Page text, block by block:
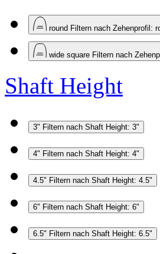
round Filtern nach Zehenprofil:
wide square Filtern nach
Shaft Height
3" Filtern nach Shaft Height: 3"
4" Filtern nach Shaft Height: 4"
4.5" Filtern nach Shaft Height: 4.5"
6" Filtern nach Shaft Height: 6"
6.5" Filtern nach Shaft Height: 6.5"